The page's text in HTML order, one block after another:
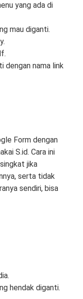
yang ada di
mau diganti.
dengan nama link
Form dengan
S.id. Cara ini
jika
serta tidak
sendiri, bisa
hendak diganti.